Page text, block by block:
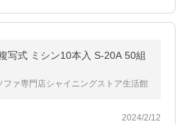
写式 ミシン10本入 S-20A 50組
ファ専門店シャイニングストア生活館
2024/2/12